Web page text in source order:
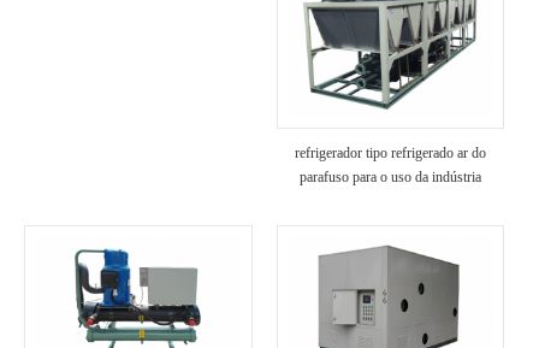
refrigerador tipo refrigerado ar do
parafuso para o uso da indústria